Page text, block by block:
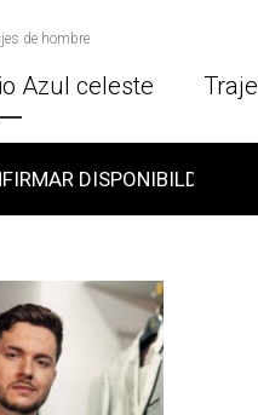
de hombre
Azul celeste
DISPONIBILDAD